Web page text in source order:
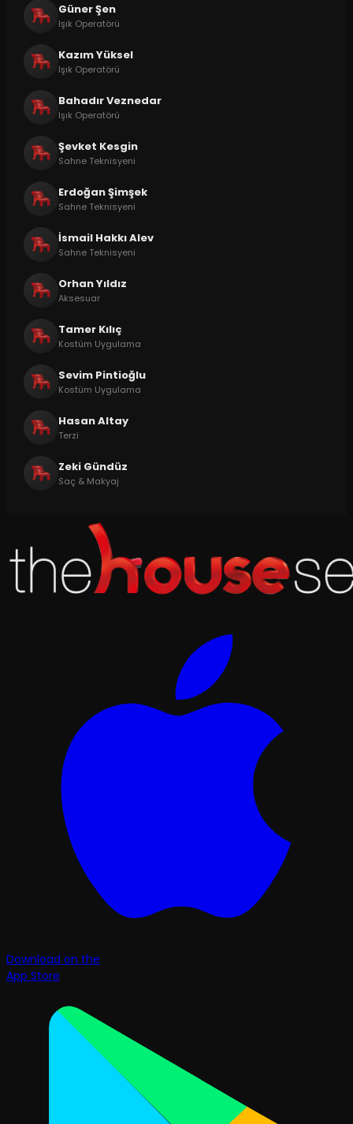
Güner Şen
Işık Operatörü
Kazım Yüksel
Işık Operatörü
Bahadır Veznedar
Işık Operatörü
Şevket Kesgin
Sahne Teknisyeni
Erdoğan Şimşek
Sahne Teknisyeni
İsmail Hakkı Alev
Sahne Teknisyeni
Orhan Yıldız
Aksesuar
Tamer Kılıç
Kostüm Uygulama
Sevim Pintioğlu
Kostüm Uygulama
Hasan Altay
Terzi
Zeki Gündüz
Saç & Makyaj
Download on the
App Store